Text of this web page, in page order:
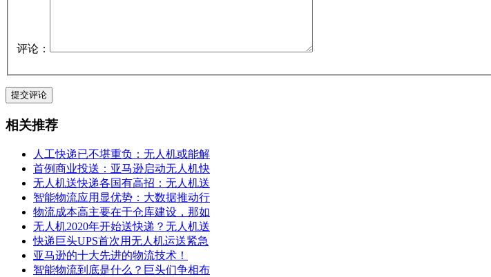
评论：
相关推荐
人工快递已不堪重负：无人机或能解
首例商业投送：亚马逊启动无人机快
无人机送快递各国有高招：无人机送
智能物流应用显优势：大数据推动行
物流成本高主要在于仓库建设，那如
无人机2020年开始送快递？无人机送
快递巨头UPS首次用无人机运送紧急
亚马逊的十大先进的物流技术！
智能物流到底是什么？巨头们争相布